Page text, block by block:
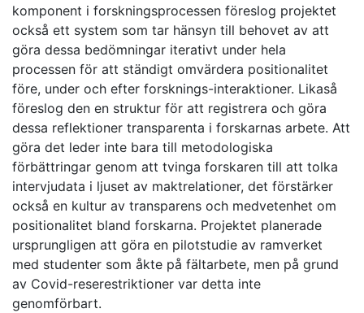
komponent i forskningsprocessen föreslog projektet
också ett system som tar hänsyn till behovet av att
göra dessa bedömningar iterativt under hela
processen för att ständigt omvärdera positionalitet
före, under och efter forsknings-interaktioner. Likaså
föreslog den en struktur för att registrera och göra
dessa reflektioner transparenta i forskarnas arbete. Att
göra det leder inte bara till metodologiska
förbättringar genom att tvinga forskaren till att tolka
intervjudata i ljuset av maktrelationer, det förstärker
också en kultur av transparens och medvetenhet om
positionalitet bland forskarna. Projektet planerade
ursprungligen att göra en pilotstudie av ramverket
med studenter som åkte på fältarbete, men på grund
av Covid-reserestriktioner var detta inte
genomförbart.